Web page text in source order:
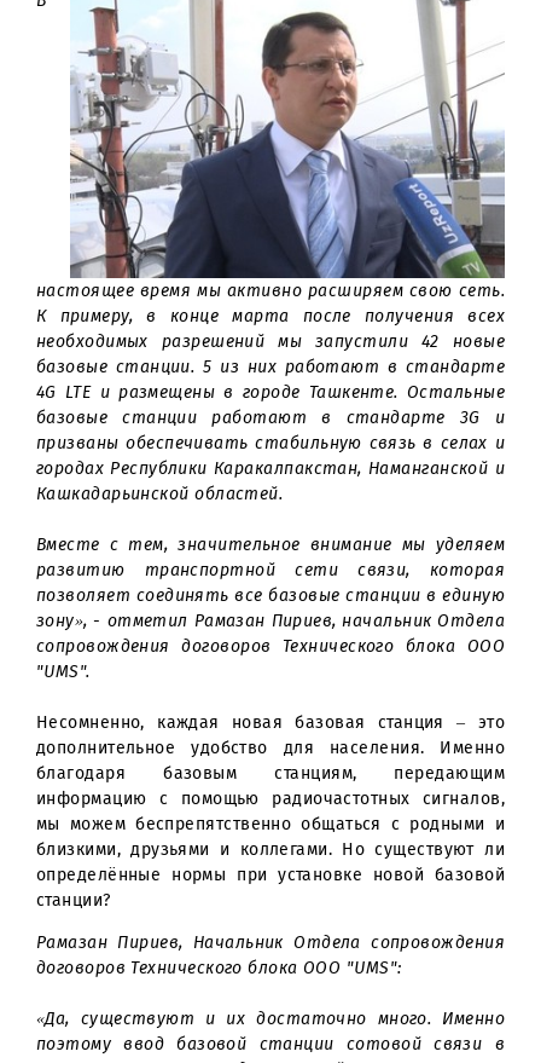
работы в этом направлении – предоставление
можно большему числу абонентов услуг
данных на стабильно высокой
обеспечение качественной связью даже
регионы республики.
настоящее время мы активно расширяем свою
К примеру, в конце марта после получения
необходимых разрешений мы запустили 42
базовые станции. 5 из них работают в
4G LTE и размещены в городе Ташкенте.
базовые станции работают в стандарте
призваны обеспечивать стабильную связь в
Кашкадарьинской областей.
Вместе с тем, значительное внимание мы
развитию транспортной сети связи,
позволяет соединять все базовые станции в
зону», - отметил Рамазан Пириев, начальник
сопровождения договоров Технического блока
дополнительное удобство для населения.
благодаря базовым станциям,